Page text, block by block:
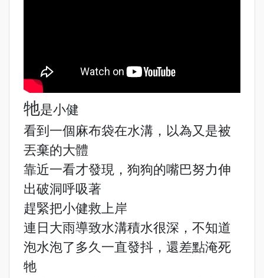
牠是小健
看到一個麻布袋在水溝，以為又是被
丟棄的大體
靠近一看才發現，狗狗的嘴巴努力伸
出破洞呼吸著
趕緊把小健救上岸
連日大雨導致水溝積水很深，不知道
泡水泡了多久一直發抖，還差點淹死
牠